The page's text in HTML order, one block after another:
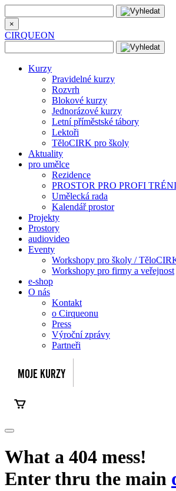
×
CIRQUEON
Kurzy
Pravidelné kurzy
Rozvrh
Blokové kurzy
Jednorázové kurzy
Letní příměstské tábory
Lektoři
TěloCIRK pro školy
Aktuality
pro umělce
Rezidence
PROSTOR PRO PROFI
Umělecká rada
Kalendář prostor
Projekty
Prostory
audiovideo
Eventy
Workshopy pro školy /
Workshopy pro firmy a veřejnost
e-shop
O nás
Kontakt
o Cirqueonu
Press
Výroční zprávy
Partneři
What a 404 mess!
Enter thru the main